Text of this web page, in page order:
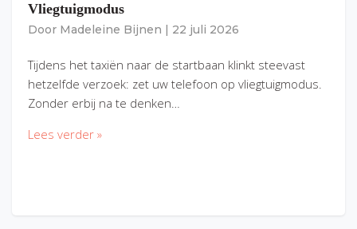
Vliegtuigmodus
Door Madeleine Bijnen 22 juli 2026
Tijdens het taxiën naar de startbaan klinkt steevast
hetzelfde verzoek: zet uw telefoon op vliegtuigmodus.
Zonder erbij na te denken…
Lees verder »